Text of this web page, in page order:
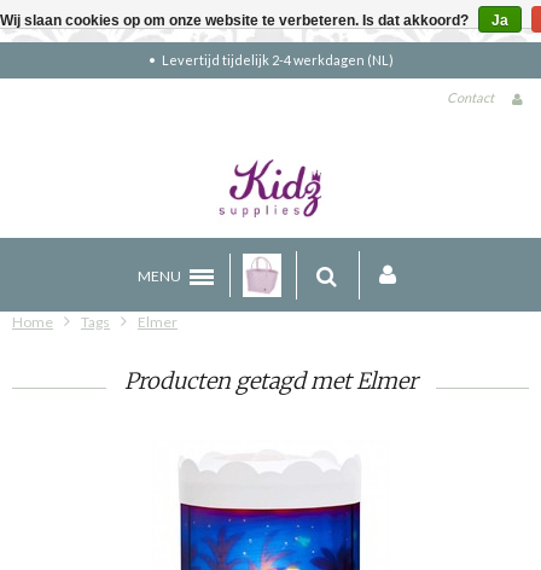
Gratis verzending boven €90 (NL)
Contact
MENU
Home Tags Elmer
Producten getagd met Elmer
Wij slaan cookies op om onze website te verbeteren. Is dat akkoord? Ja